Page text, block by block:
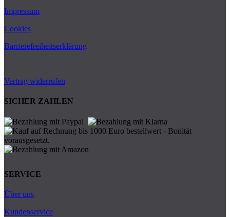
Impressum
Cookies
Barrierefreiheitserklärung
Vertrag widerrufen
SICHER ZAHLEN
SERVICE
Über uns
Kundenservice